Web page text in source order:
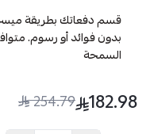
طوال الشتاء! تسوقها
بدون فوائد أو رسوم.
السمحة
182.98
254.79